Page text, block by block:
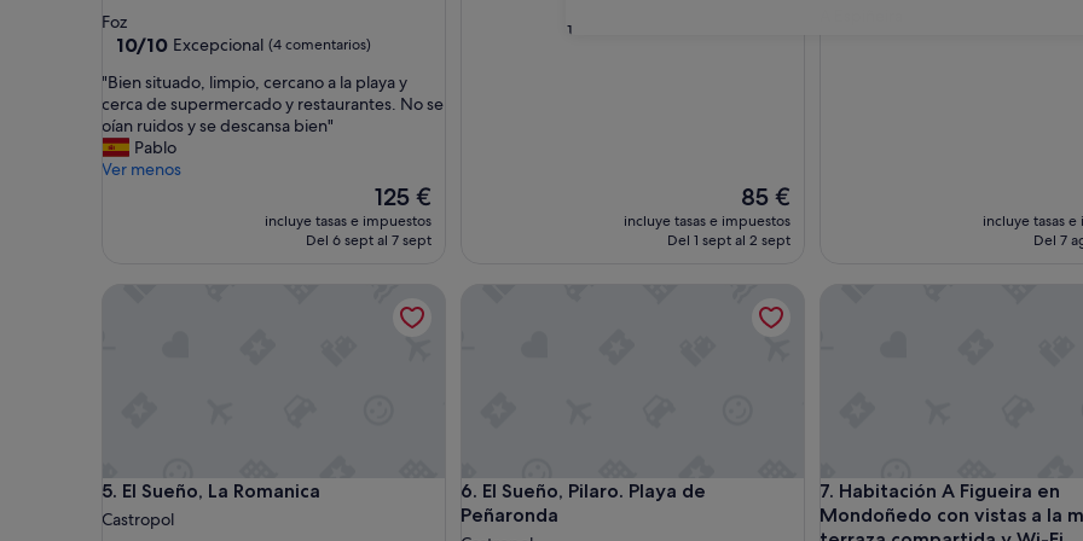
31
de
3.5 estrellas
Foz
10.0
10,
Excepcional,
(4 comentarios)
10/10 Excepcional (4 comentarios)
"
B
i
e
n
,
c
"Bien situado, limpio, cercano a la playa y
cerca de supermercado y restaurantes. No se
oían ruidos y se descansa bien"
Pablo
Ver menos
El
precio
actual
125 €
incluye tasas e impuestos
Del 6 sept al 7 sept
El
precio
actual
85 €
incluye tasas e impuestos
Del 1 sept al 2 sept
incluye tasas
Del 7
5. El Sueño, La Romanica
El Sueño, La Romanica
Castropol
6. El Sueño, Pilaro. Playa de
Peñaronda
El Sueño, Pilaro. Playa de Peñaronda
7. Habitación A Figueira en
Mondoñedo con vistas a la
Habitación A Figueira en